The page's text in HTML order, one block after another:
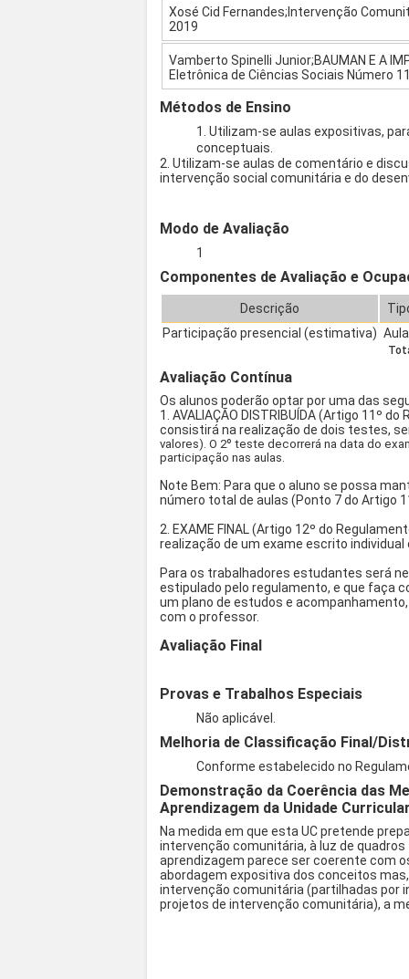
Xosé Cid Fernandes;Intervenção
2019
Vamberto Spinelli Junior;BAUMAN E A
Eletrônica de Ciências Sociais Número
Métodos de Ensino
1. Utilizam-se aulas expositivas,
conceptuais.
2. Utilizam-se aulas de comentário e
intervenção social comunitária e do
Modo de Avaliação
1
Componentes de Avaliação e
Descrição
Participação presencial (estimativa)
Avaliação Contínua
Os alunos poderão optar por uma das
1. AVALIAÇÃO DISTRIBUÍDA (Artigo 11º
consistirá na realização de dois testes,
valores). O 2º teste decorrerá na data do
participação nas aulas.
Note Bem: Para que o aluno se possa
número total de aulas (Ponto 7 do Artigo
2. EXAME FINAL (Artigo 12º do
realização de um exame escrito
Para os trabalhadores estudantes será
estipulado pelo regulamento, e que faça
um plano de estudos e
com o professor.
Avaliação Final
Provas e Trabalhos Especiais
Não aplicável.
Melhoria de Classificação Final/
Conforme estabelecido no
Demonstração da Coerência das
Aprendizagem da Unidade
Na medida em que esta UC pretende
intervenção comunitária, à luz de
aprendizagem parece ser coerente com
abordagem expositiva dos conceitos
intervenção comunitária (partilhadas por
projetos de intervenção comunitária), a